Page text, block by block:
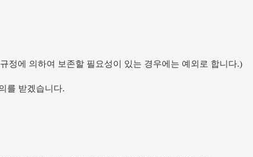
정에 의하여 보존할 필요성이 있는 경우에는 예외로 합니다.)
를 받겠습니다.